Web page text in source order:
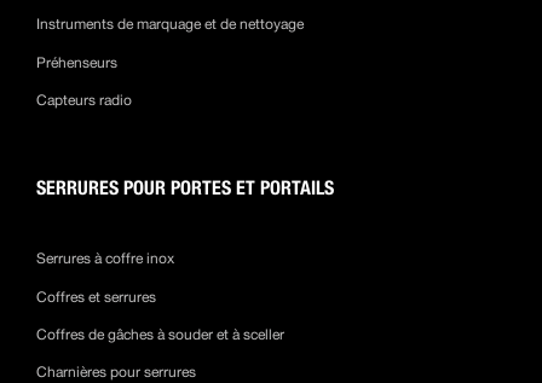
Instruments de marquage et de nettoyage
Préhenseurs
Capteurs radio
SERRURES POUR PORTES ET PORTAILS
Serrures à coffre inox
Coffres et serrures
Coffres de gâches à souder et à sceller
Charnières pour serrures